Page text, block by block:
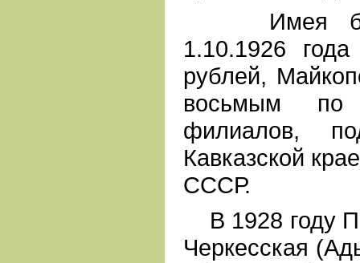
Имея
1.10.1926
рублей,
восьмым по
филиалов,
Кавказской
СССР.
В 1928 году
Черкесская